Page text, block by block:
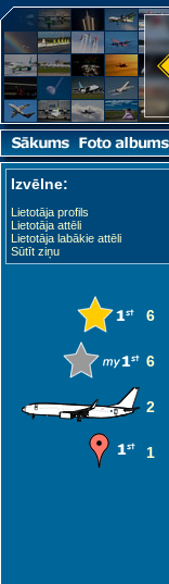
Izvēlne:
Lietotāja profils
Lietotāja attēli
Lietotāja labākie attēli
Sūtīt ziņu
6
6
2
1